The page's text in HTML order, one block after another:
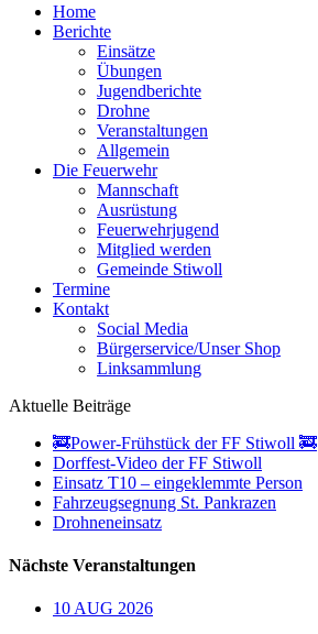
Home
Berichte
Einsätze
Übungen
Jugendberichte
Drohne
Veranstaltungen
Allgemein
Die Feuerwehr
Mannschaft
Ausrüstung
Feuerwehrjugend
Mitglied werden
Gemeinde Stiwoll
Termine
Kontakt
Social Media
Bürgerservice/Unser Shop
Linksammlung
Aktuelle Beiträge
🚒Power-Frühstück der FF Stiwoll 🚒
Dorffest-Video der FF Stiwoll
Einsatz T10 – eingeklemmte Person
Fahrzeugsegnung St. Pankrazen
Drohneneinsatz
Nächste Veranstaltungen
10AUG 2026